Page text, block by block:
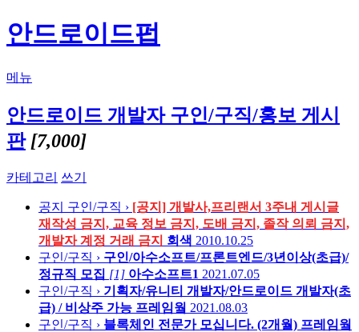
안드로이드펍
메뉴
안드로이드 개발자 구인/구직/홍보 게시
판 [7,000]
카테고리 쓰기
공지 구인/구직 › [공지] 개발사,프리랜서 3주내 게시글
재작성 금지, 교육 정보 금지, 도배 금지, 졸작 의뢰 금지,
개발자 계정 거래 금지 회색 2010.10.25
구인/구직 › 구인/아수소프트/프론트엔드/3년이상(초급)/
정규직 모집 [1] 아수소프트1 2021.07.05
구인/구직 › 기획자/유니티 개발자/안드로이드 개발자(초
급) / 비상주 가능 프레임웤 2021.08.03
구인/구직 › 블록체인 전문가 모십니다. (2개월) 프레임웤